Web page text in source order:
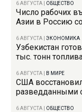
6 АВГУСТА ОБЩЕСТВО
Число рабочих
Азии в Россию
6 АВГУСТА |ЭКОНОМИКА
Узбекистан
тыс. тонн
6 АВГУСТА В МИРЕ
США
разведданными
6 АВГУСТА ОБЩЕСТВО